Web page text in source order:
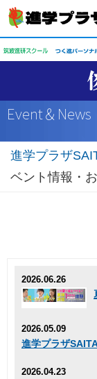
イベン
Event＆News
進学プラザ
ベント情報・
2026.06.26
2026.05.09
進学プラザ
2026.04.23